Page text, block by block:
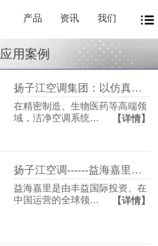
产品 资讯 我们
应用案例
扬子江空调集团：以仿真技术，驱动洁净空调未来
在精密制造、生物医药等高端领
域，洁净空调系统…
【详情】
扬子江空调------益海嘉里水系统空调方案确定
益海嘉里是由丰益国际投资、在
中国运营的全球领…
【详情】